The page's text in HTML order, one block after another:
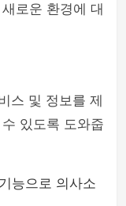
로운 환경에 대
스 및 정보를 제
있도록 도와줍
능으로 의사소